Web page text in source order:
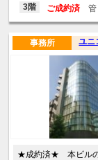
3階 ご成約済 管
ユニ
事務所
★成約済★ 本ビルの